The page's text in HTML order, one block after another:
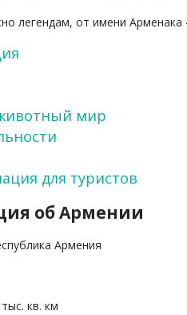
легендам, от имени
мир
для туристов
об Армении
Армения
кв. км